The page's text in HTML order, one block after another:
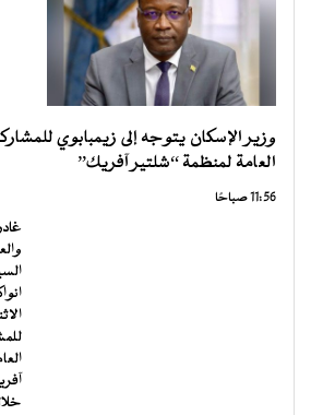
وزير الإسكان يتوجه إلى زيمبابوي
العامة لمنظمة “شلتير آفريك”
11:56 صباحًا